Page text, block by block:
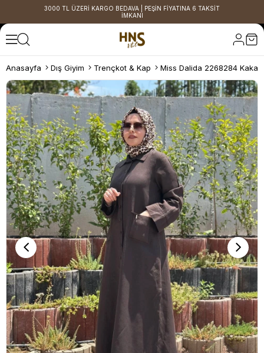
3000 TL ÜZERİ KARGO BEDAVA | PEŞİN FİYATINA 6 TAKSİT
İMKANI
Anasayfa Dış Giyim Trençkot & Kap